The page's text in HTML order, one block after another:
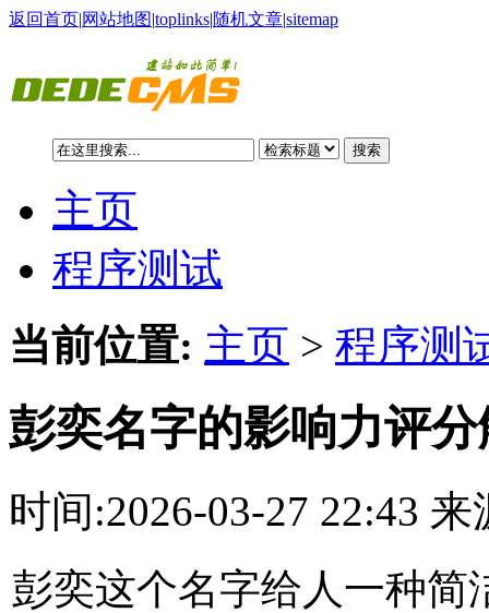
返回首页|网站地图|toplinks|随机文章|sitemap
搜索
主页
程序测试
当前位置: 主页 > 程序测
彭奕名字的影响力评
时间:2026-03-27 22:43
彭奕这个名字给人一种简